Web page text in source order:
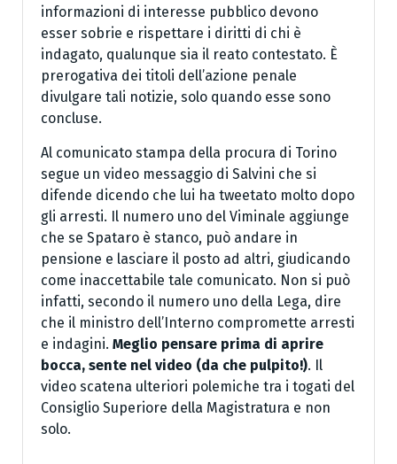
informazioni di interesse pubblico devono
esser sobrie e rispettare i diritti di chi è
indagato, qualunque sia il reato contestato. È
prerogativa dei titoli dell’azione penale
divulgare tali notizie, solo quando esse sono
concluse.
Al comunicato stampa della procura di Torino
segue un video messaggio di Salvini che si
difende dicendo che lui ha tweetato molto dopo
gli arresti. Il numero uno del Viminale aggiunge
che se Spataro è stanco, può andare in
pensione e lasciare il posto ad altri, giudicando
come inaccettabile tale comunicato. Non si può
infatti, secondo il numero uno della Lega, dire
che il ministro dell’Interno compromette arresti
e indagini. Meglio pensare prima di aprire
bocca, sente nel video (da che pulpito!). Il
video scatena ulteriori polemiche tra i togati del
Consiglio Superiore della Magistratura e non
solo.